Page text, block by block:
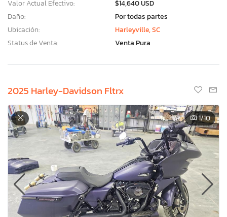
Valor Actual Efectivo:
$14,640 USD
Daño:
Por todas partes
Ubicación:
Harleyville, SC
Status de Venta:
Venta Pura
2025 Harley-Davidson Fltrx
1/10